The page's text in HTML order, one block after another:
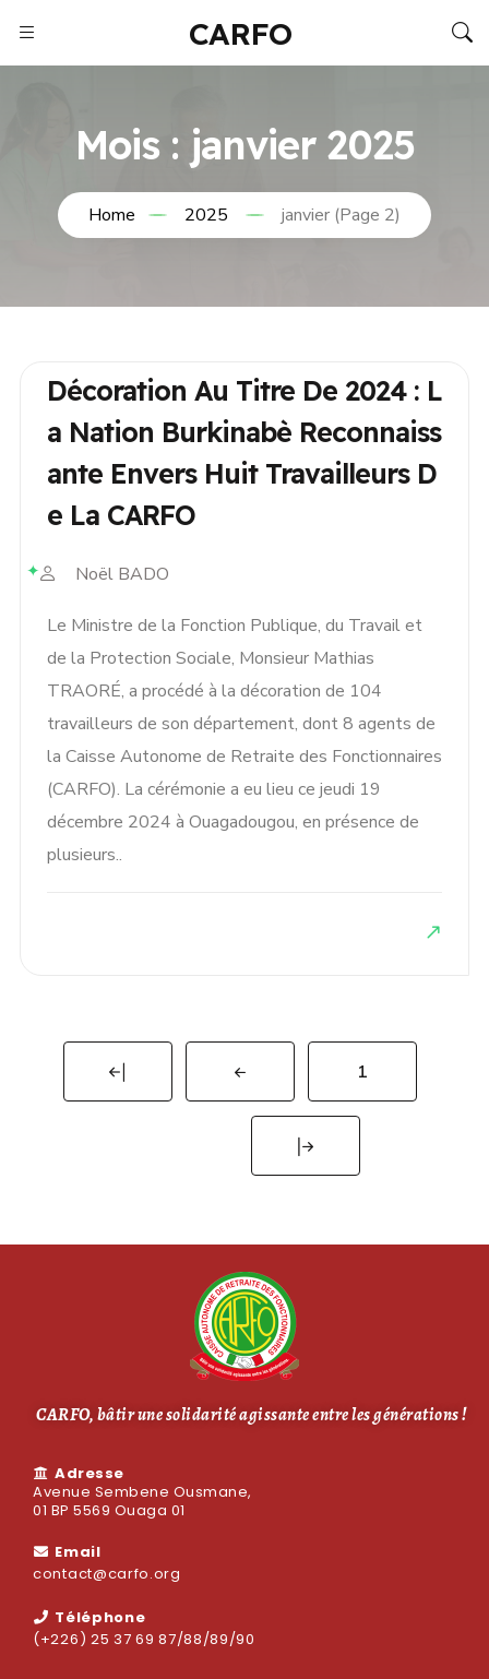
CARFO
Mois : janvier 2025
Home 2025 janvier (Page 2)
Décoration Au Titre De 2024 : L
A Nation Burkinabè Reconnaiss
Ante Envers Huit Travailleurs D
E La CARFO
Noël BADO
Le Ministre de la Fonction Publique, du Travail et
de la Protection Sociale, Monsieur Mathias
TRAORÉ, a procédé à la décoration de 104
travailleurs de son département, dont 8 agents de
la Caisse Autonome de Retraite des Fonctionnaires
(CARFO). La cérémonie a eu lieu ce jeudi 19
décembre 2024 à Ouagadougou, en présence de
plusieurs..
1
CARFO, bâtir une solidarité agissante entre les générations !
Adresse
Avenue Sembene Ousmane,
01 BP 5569 Ouaga 01
Email
contact@carfo.org
Téléphone
(+226) 25 37 69 87/88/89/90